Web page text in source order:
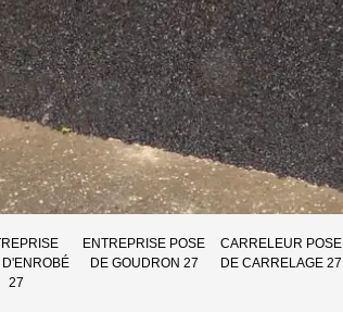
D'ENROBÉ
27
ENTREPRISE POSE
DE GOUDRON 27
CARRELEUR POSE
DE CARRELAGE 27